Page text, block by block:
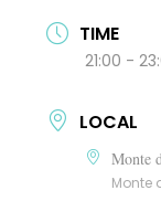
TIME
21:00 -
LOCAL
Monte
Monte